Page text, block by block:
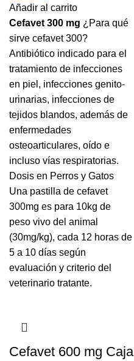
Añadir al carrito
Cefavet 300 mg ¿Para qué
sirve cefavet 300?
Antibiótico indicado para el
tratamiento de infecciones
en piel, infecciones genito-
urinarias, infecciones de
tejidos blandos, además de
enfermedades
osteoarticulares, oído e
incluso vías respiratorias.
Dosis en Perros y Gatos
Una pastilla de cefavet
300mg es para 10kg de
peso vivo del animal
(30mg/kg), cada 12 horas de
5 a 10 días según
evaluación y criterio del
veterinario tratante.
Cefavet 600 mg Caja